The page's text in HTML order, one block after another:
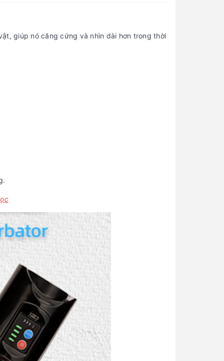
giúp nó căng cứng và nhìn dài hơn trong thời